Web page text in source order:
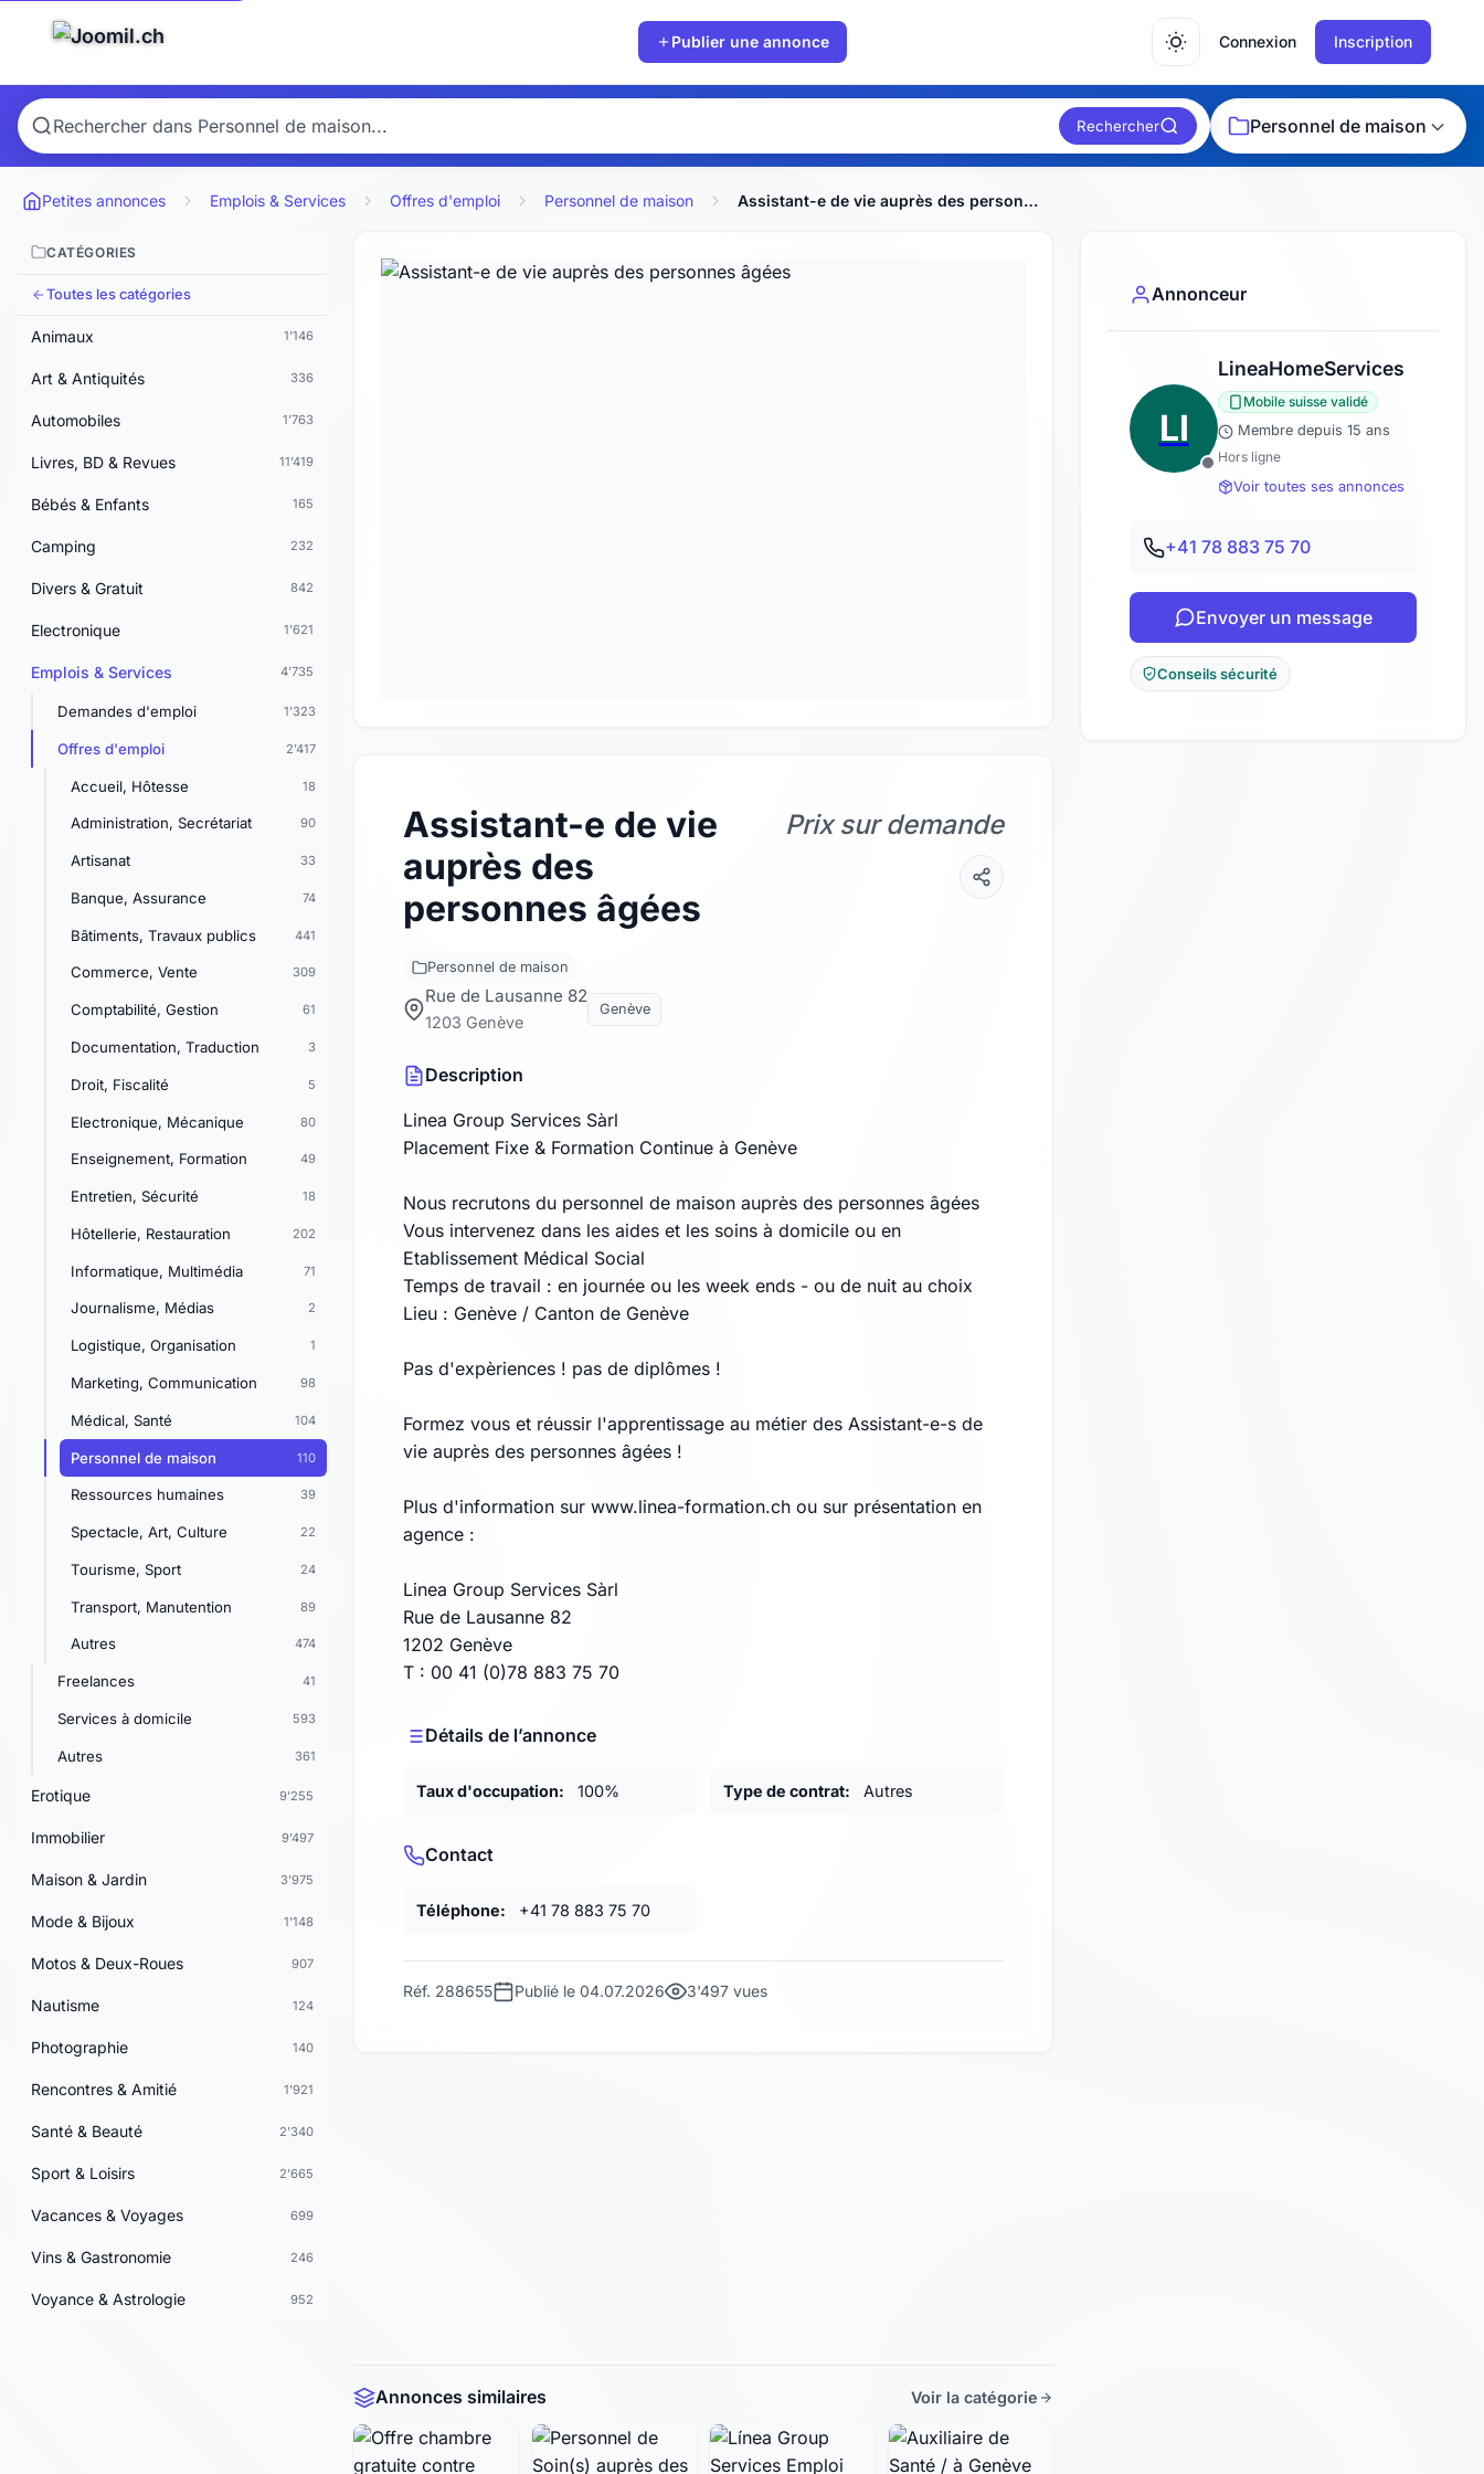
Publier une annonce Connexion Inscription
Rechercher Personnel de maison
Petites annonces Emplois & Services Offres d'emploi Personnel de maison Assistant-e de vie auprès des personnes âgées
CATÉGORIES
Toutes les catégories
Animaux 1'146
Art & Antiquités 336
Automobiles 1'763
Livres, BD & Revues 11'419
Bébés & Enfants 165
Camping 232
Divers & Gratuit 842
Electronique 1'621
Emplois & Services 4'735
Demandes d'emploi 1'323
Offres d'emploi 2'417
Accueil, Hôtesse 18
Administration, Secrétariat 90
Artisanat 33
Banque, Assurance 74
Bâtiments, Travaux publics 441
Commerce, Vente 309
Comptabilité, Gestion 61
Documentation, Traduction 3
Droit, Fiscalité 5
Electronique, Mécanique 80
Enseignement, Formation 49
Entretien, Sécurité 18
Hôtellerie, Restauration 202
Informatique, Multimédia 71
Journalisme, Médias 2
Logistique, Organisation 1
Marketing, Communication 98
Médical, Santé 104
Personnel de maison 110
Ressources humaines 39
Spectacle, Art, Culture 22
Tourisme, Sport 24
Transport, Manutention 89
Autres 474
Freelances 41
Services à domicile 593
Autres 361
Erotique 9'255
Immobilier 9'497
Maison & Jardin 3'975
Mode & Bijoux 1'148
Motos & Deux-Roues 907
Nautisme 124
Photographie 140
Rencontres & Amitié 1'921
Santé & Beauté 2'340
Sport & Loisirs 2'665
Vacances & Voyages 699
Vins & Gastronomie 246
Voyance & Astrologie 952
Assistant-e de vie
auprès des
personnes âgées
Prix sur demande
Personnel de maison
Rue de Lausanne 82
1203 Genève
Genève
Description
Linea Group Services Sàrl
Placement Fixe & Formation Continue à Genève
Nous recrutons du personnel de maison auprès des personnes âgées
Vous intervenez dans les aides et les soins à domicile ou en
Etablissement Médical Social
Temps de travail : en journée ou les week ends - ou de nuit au choix
Lieu : Genève / Canton de Genève
Pas d'expèriences ! pas de diplômes !
Formez vous et réussir l'apprentissage au métier des Assistant-e-s de
vie auprès des personnes âgées !
Plus d'information sur www.linea-formation.ch ou sur présentation en
agence :
Linea Group Services Sàrl
Rue de Lausanne 82
1202 Genève
T : 00 41 (0)78 883 75 70
Détails de l’annonce
Taux d'occupation: 100% Type de contrat: Autres
Contact
Téléphone: +41 78 883 75 70
Réf. 288655 Publié le 04.07.2026 3'497 vues
Annonceur
LI
LineaHomeServices
Mobile suisse validé
Membre depuis 15 ans
Hors ligne
Voir toutes ses annonces
+41 78 883 75 70
Envoyer un message
Conseils sécurité
Annonces similaires Voir la catégorie